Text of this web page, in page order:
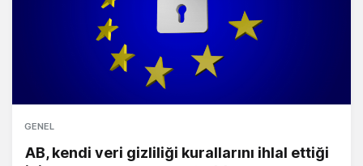
GENEL
AB, kendi veri gizliliği kurallarını ihlal ettiği